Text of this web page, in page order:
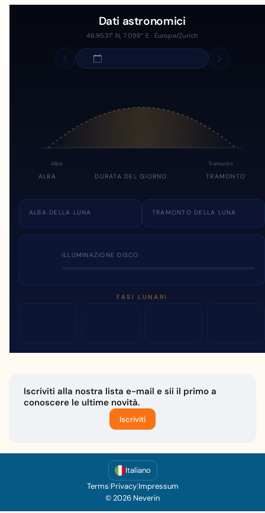
Dati astronomici
46.9531° N, 7.098° E · Europe/Zurich
Alba Tramonto
ALBA DURATA DEL GIORNO TRAMONTO
ALBA DELLA LUNA TRAMONTO DELLA LUNA
ILLUMINAZIONE DISCO
FASI LUNARI
Iscriviti alla nostra lista e-mail e sii il primo a
conoscere le ultime novità.
Iscriviti
Italiano
Terms|Privacy|Impressum
© 2026 Neverin